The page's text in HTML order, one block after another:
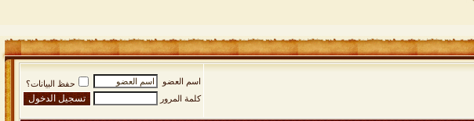
اسم العضو
حفظ البيانات؟
كلمة المرور